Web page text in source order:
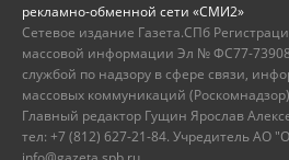
рекламно-обменной сети «СМИ2»
Сетевое издание Газета.СПб
массовой информации Эл № ФС77-
службой по надзору в сфере связи,
массовых коммуникаций
Главный редактор Гущин Ярослав
тел: +7 (812) 627-21-84. Учредитель АО